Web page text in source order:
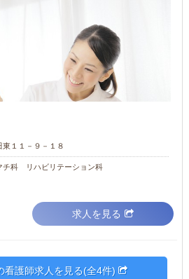
１１－９－１８
科 リハビリテーション科
求人を見る
看護師求人を見る(全4件)